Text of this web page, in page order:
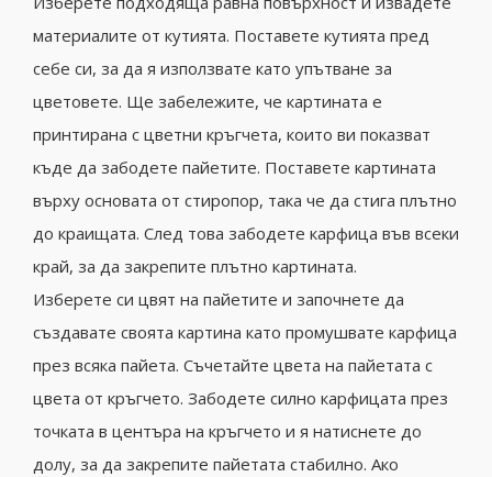
материалите от кутията. Поставете кутията пред
себе си, за да я използвате като упътване за
цветовете. Ще забележите, че картината е
принтирана с цветни кръгчета, които ви показват
къде да забодете пайетите. Поставете картината
върху основата от стиропор, така че да стига плътно
до краищата. След това забодете карфица във всеки
край, за да закрепите плътно картината.
Изберете си цвят на пайетите и започнете да
създавате своята картина като промушвате карфица
през всяка пайета. Съчетайте цвета на пайетата с
цвета от кръгчето. Забодете силно карфицата през
точката в центъра на кръгчето и я натиснете до
долу, за да закрепите пайетата стабилно. Ако